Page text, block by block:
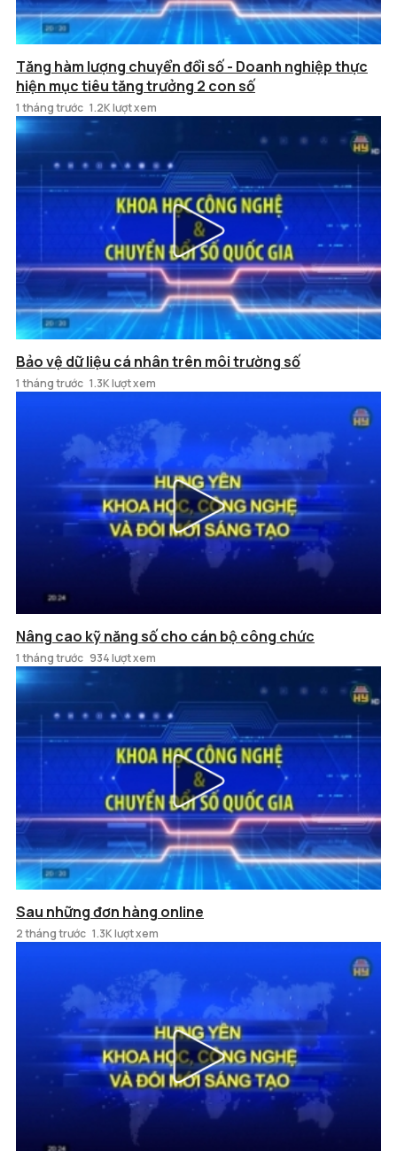
Tăng hàm lượng chuyển đổi số - Doanh nghiệp thực
hiện mục tiêu tăng trưởng 2 con số
1 tháng trước 1.2K lượt xem
Bảo vệ dữ liệu cá nhân trên môi trường số
1 tháng trước 1.3K lượt xem
Nâng cao kỹ năng số cho cán bộ công chức
1 tháng trước 934 lượt xem
Sau những đơn hàng online
2 tháng trước 1.3K lượt xem